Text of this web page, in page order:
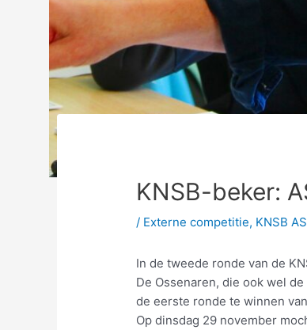
KNSB-beker:
/ Externe competitie, KNSB
In de tweede ronde van de
De Ossenaren, die ook wel
de eerste ronde te winnen
Op dinsdag 29 november